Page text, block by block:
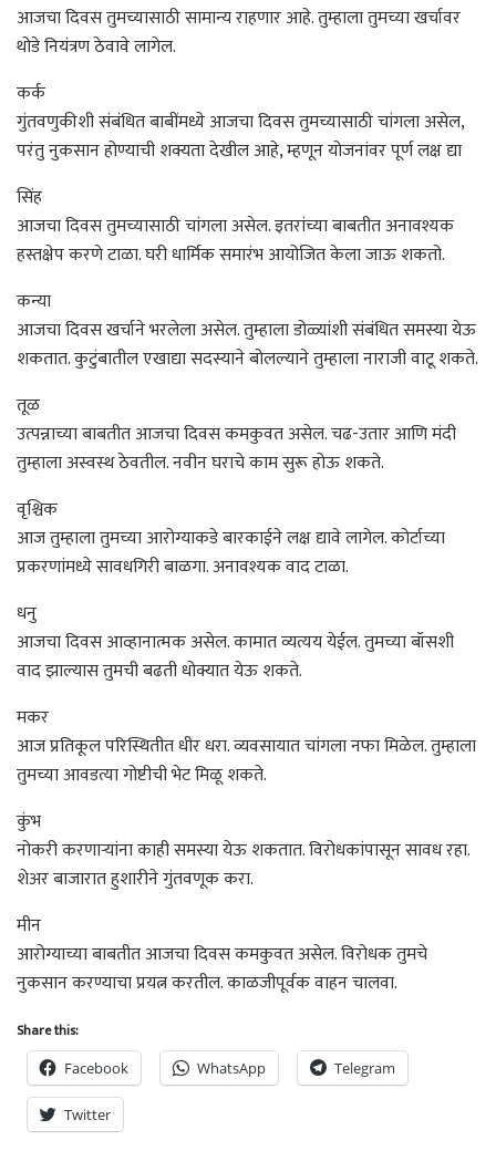
आजचा दिवस तुमच्यासाठी सामान्य राहणार आहे. तुम्हाला तुमच्या खर्चावर
थोडे नियंत्रण ठेवावे लागेल.
कर्क
गुंतवणुकीशी संबंधित बाबींमध्ये आजचा दिवस तुमच्यासाठी चांगला असेल,
परंतु नुकसान होण्याची शक्यता देखील आहे, म्हणून योजनांवर पूर्ण लक्ष द्या
सिंह
आजचा दिवस तुमच्यासाठी चांगला असेल. इतरांच्या बाबतीत अनावश्यक
हस्तक्षेप करणे टाळा. घरी धार्मिक समारंभ आयोजित केला जाऊ शकतो.
कन्या
आजचा दिवस खर्चाने भरलेला असेल. तुम्हाला डोळ्यांशी संबंधित समस्या येऊ
शकतात. कुटुंबातील एखाद्या सदस्याने बोलल्याने तुम्हाला नाराजी वाटू शकते.
तूळ
उत्पन्नाच्या बाबतीत आजचा दिवस कमकुवत असेल. चढ-उतार आणि मंदी
तुम्हाला अस्वस्थ ठेवतील. नवीन घराचे काम सुरू होऊ शकते.
वृश्चिक
आज तुम्हाला तुमच्या आरोग्याकडे बारकाईने लक्ष द्यावे लागेल. कोर्टाच्या
प्रकरणांमध्ये सावधगिरी बाळगा. अनावश्यक वाद टाळा.
धनु
आजचा दिवस आव्हानात्मक असेल. कामात व्यत्यय येईल. तुमच्या बॉसशी
वाद झाल्यास तुमची बढती धोक्यात येऊ शकते.
मकर
आज प्रतिकूल परिस्थितीत धीर धरा. व्यवसायात चांगला नफा मिळेल. तुम्हाला
तुमच्या आवडत्या गोष्टीची भेट मिळू शकते.
कुंभ
नोकरी करणाऱ्यांना काही समस्या येऊ शकतात. विरोधकांपासून सावध रहा.
शेअर बाजारात हुशारीने गुंतवणूक करा.
मीन
आरोग्याच्या बाबतीत आजचा दिवस कमकुवत असेल. विरोधक तुमचे
नुकसान करण्याचा प्रयत्न करतील. काळजीपूर्वक वाहन चालवा.
Share this:
Facebook WhatsApp Telegram
Twitter